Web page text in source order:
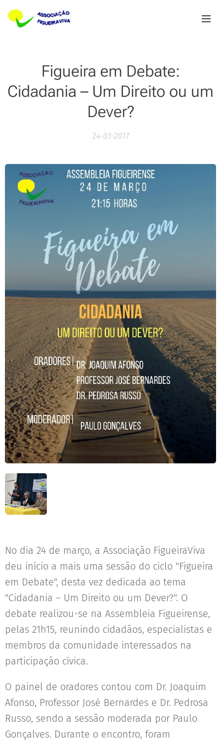
Figueira em Debate:
Cidadania – Um Direito ou um
Dever?
24-03-2017
No dia 24 de março, a Associação FigueiraViva
deu início a mais uma sessão do ciclo "Figueira
em Debate", desta vez dedicada ao tema
"Cidadania – Um Direito ou um Dever?". O
debate realizou-se na Assembleia Figueirense,
pelas 21h15, reunindo cidadãos, especialistas e
membros da comunidade interessados na
participação cívica.
O painel de oradores contou com Dr. Joaquim
Afonso, Professor José Bernardes e Dr. Pedrosa
Russo, sendo a sessão moderada por Paulo
Gonçalves. Durante o encontro, foram